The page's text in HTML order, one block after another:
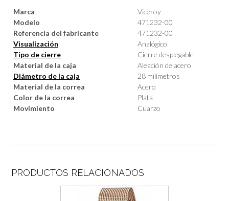
Marca
Viceroy
Modelo
471232-00
Referencia del fabricante
471232-00
Visualización
Analógico
Tipo de cierre
Cierre desplegable
Material de la caja
Aleación de acero
Diámetro de la caja
28 milímetros
Material de la correa
Acero
Color de la correa
Plata
Movimiento
Cuarzo
PRODUCTOS RELACIONADOS